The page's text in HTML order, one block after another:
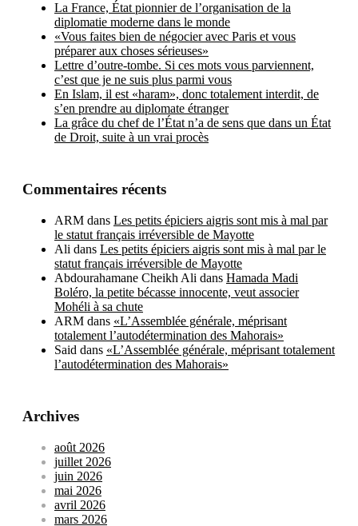
La France, État pionnier de l’organisation de la
diplomatie moderne dans le monde
«Vous faites bien de négocier avec Paris et vous
préparer aux choses sérieuses»
Lettre d’outre-tombe. Si ces mots vous parviennent,
c’est que je ne suis plus parmi vous
En Islam, il est «haram», donc totalement interdit, de
s’en prendre au diplomate étranger
La grâce du chef de l’État n’a de sens que dans un État
de Droit, suite à un vrai procès
Commentaires récents
ARM dans Les petits épiciers aigris sont mis à mal par
le statut français irréversible de Mayotte
Ali dans Les petits épiciers aigris sont mis à mal par le
statut français irréversible de Mayotte
Abdourahamane Cheikh Ali dans Hamada Madi
Boléro, la petite bécasse innocente, veut associer
Mohéli à sa chute
ARM dans «L’Assemblée générale, méprisant
totalement l’autodétermination des Mahorais»
Said dans «L’Assemblée générale, méprisant totalement
l’autodétermination des Mahorais»
Archives
août 2026
juillet 2026
juin 2026
mai 2026
avril 2026
mars 2026